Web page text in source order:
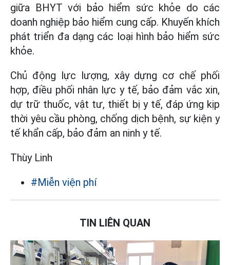
giữa BHYT với bảo hiểm sức khỏe do các
doanh nghiệp bảo hiểm cung cấp. Khuyến khích
phát triển đa dạng các loại hình bảo hiểm sức
khỏe.
Chủ động lực lượng, xây dựng cơ chế phối
hợp, điều phối nhân lực y tế, bảo đảm vắc xin,
dự trữ thuốc, vật tư, thiết bị y tế, đáp ứng kịp
thời yêu cầu phòng, chống dịch bệnh, sự kiện y
tế khẩn cấp, bảo đảm an ninh y tế.
Thùy Linh
#Miễn viện phí
TIN LIÊN QUAN